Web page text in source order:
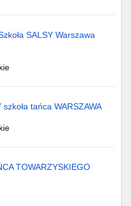
SALSY Warszawa
tańca WARSZAWA
TOWARZYSKIEGO